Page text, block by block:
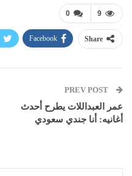
0 9
Share
Facebook
عمر العبداللات يطرح أحدث
أغانيه: أنا جندي سعودي